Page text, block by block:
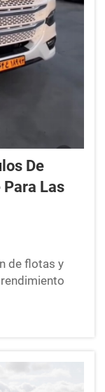
De
Para Las
de flotas y
pilares:
y
Cuando